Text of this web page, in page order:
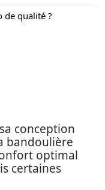
de qualité ?
conception
bandoulière
optimal
certaines